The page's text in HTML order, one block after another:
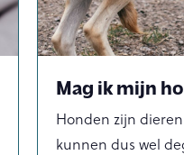
Mag ik mijn
Honden zijn
kunnen dus wel